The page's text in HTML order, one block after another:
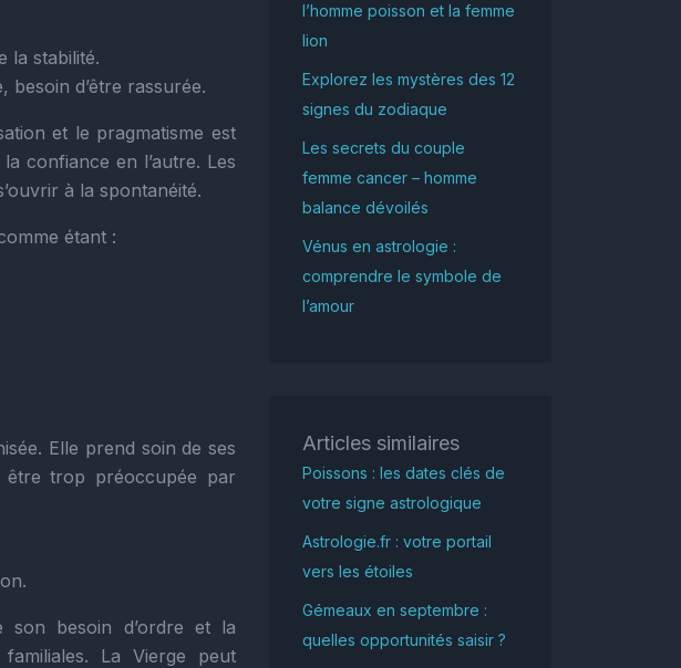
la stabilité.
d’être rassurée.
et le pragmatisme est
confiance en l’autre. Les
à la spontanéité.
étant :
Elle prend soin de ses
être trop préoccupée par
son besoin d’ordre et la
La Vierge peut
l’homme poisson et la femme
lion
Explorez les mystères des 12
signes du zodiaque
Les secrets du couple
femme cancer – homme
balance dévoilés
Vénus en astrologie :
comprendre le symbole de
l’amour
Articles similaires
Poissons : les dates clés de
votre signe astrologique
Astrologie.fr : votre portail
vers les étoiles
Gémeaux en septembre :
quelles opportunités saisir ?